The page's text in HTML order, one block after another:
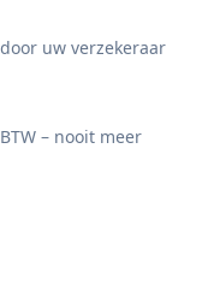
uw verzekeraar
– nooit meer